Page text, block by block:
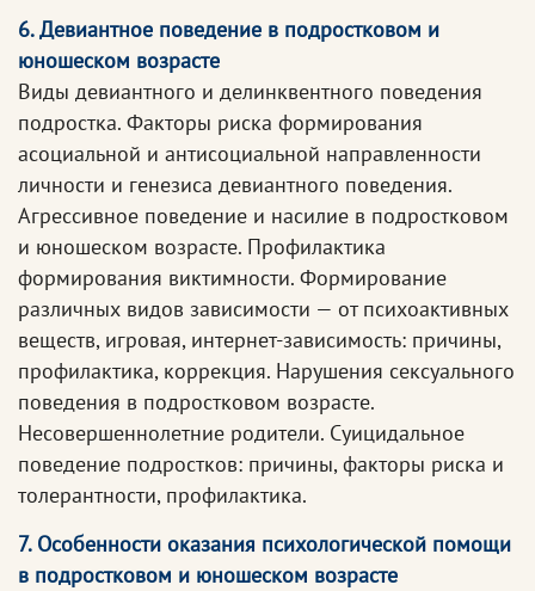
6. Девиантное поведение в подростковом и
юношеском возрасте
Виды девиантного и делинквентного поведения
подростка. Факторы риска формирования
асоциальной и антисоциальной направленности
личности и генезиса девиантного поведения.
Агрессивное поведение и насилие в подростковом
и юношеском возрасте. Профилактика
формирования виктимности. Формирование
различных видов зависимости — от психоактивных
веществ, игровая, интернет-зависимость: причины,
профилактика, коррекция. Нарушения сексуального
поведения в подростковом возрасте.
Несовершеннолетние родители. Суицидальное
поведение подростков: причины, факторы риска и
толерантности, профилактика.
7. Особенности оказания психологической помощи
в подростковом и юношеском возрасте